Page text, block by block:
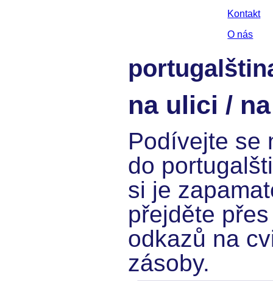
Kontakt
O nás
na ulici /
Podívejte se
do
si je
přejděte
odkazů na
zásoby.